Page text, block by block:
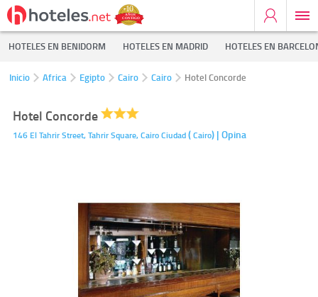
HOTELES EN BENIDORM HOTELES EN MADRID HOTELES EN
Inicio Africa Egipto Cairo Cairo Hotel Concorde
Hotel Concorde
146 El Tahrir Street, Tahrir Square,Cairo Ciudad(Cairo) | Opina